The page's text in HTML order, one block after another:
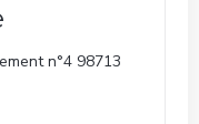
n°4 98713
ein neues Fenster))